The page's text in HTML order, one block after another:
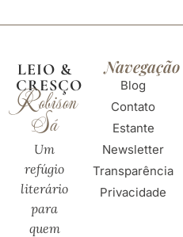
LEIO &
CRESÇO
Robison
Sá
Um
refúgio
literário
para
quem
Navegação
Blog
Contato
Estante
Newsletter
Transparência
Privacidade